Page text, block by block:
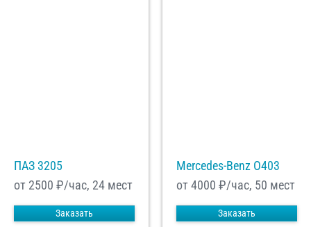
ПАЗ 3205
от 2500 ₽/час, 24 мест
Заказать
Mercedes-Benz О403
от 4000 ₽/час, 50 мест
Заказать